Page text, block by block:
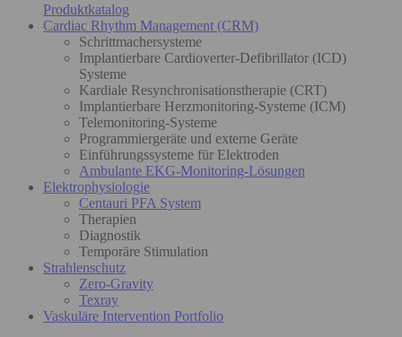
Produktkatalog
Cardiac Rhythm Management (CRM)
Schrittmachersysteme
Implantierbare Cardioverter-Defibrillator (ICD)
Systeme
Kardiale Resynchronisationstherapie (CRT)
Implantierbare Herzmonitoring-Systeme (ICM)
Telemonitoring-Systeme
Programmiergeräte und externe Geräte
Einführungssysteme für Elektroden
Ambulante EKG-Monitoring-Lösungen
Elektrophysiologie
Centauri PFA System
Therapien
Diagnostik
Temporäre Stimulation
Strahlenschutz
Zero-Gravity
Texray
Vaskuläre Intervention Portfolio